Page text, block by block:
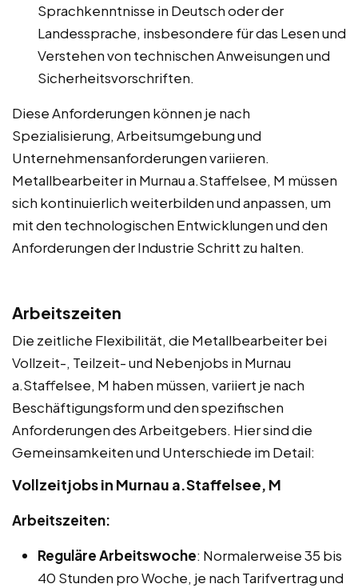
Sprachkenntnisse in Deutsch oder der
Landessprache, insbesondere für das Lesen und
Verstehen von technischen Anweisungen und
Sicherheitsvorschriften.
Diese Anforderungen können je nach
Spezialisierung, Arbeitsumgebung und
Unternehmensanforderungen variieren.
Metallbearbeiter in Murnau a.Staffelsee, M müssen
sich kontinuierlich weiterbilden und anpassen, um
mit den technologischen Entwicklungen und den
Anforderungen der Industrie Schritt zu halten.
Arbeitszeiten
Die zeitliche Flexibilität, die Metallbearbeiter bei
Vollzeit-, Teilzeit- und Nebenjobs in Murnau
a.Staffelsee, M haben müssen, variiert je nach
Beschäftigungsform und den spezifischen
Anforderungen des Arbeitgebers. Hier sind die
Gemeinsamkeiten und Unterschiede im Detail:
Vollzeitjobs in Murnau a.Staffelsee, M
Arbeitszeiten:
Reguläre Arbeitswoche: Normalerweise 35 bis
40 Stunden pro Woche, je nach Tarifvertrag und